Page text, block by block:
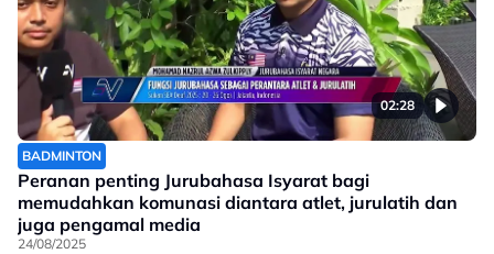
02:28
BADMINTON
Peranan penting Jurubahasa Isyarat bagi
memudahkan komunasi diantara atlet, jurulatih dan
juga pengamal media
24/08/2025